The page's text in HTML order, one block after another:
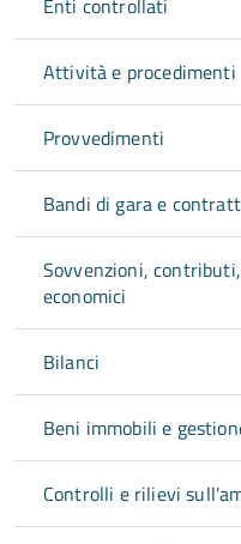
Enti controllati
Attività e procedimenti
Provvedimenti
Bandi di gara e
Sovvenzioni,
economici
Bilanci
Beni immobili e
Controlli e rilievi